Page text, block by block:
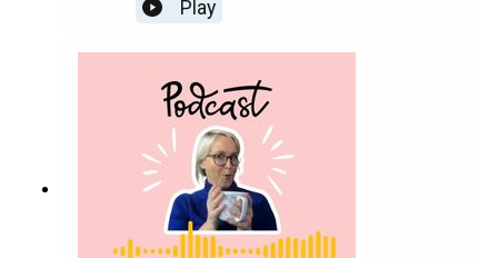
deltid til å gjøre den til jobben min.Det var en tid
med mye læring, lite penger og mange
forstå noe som har fulgt meg resten av livet:Det
vi lærer gjennom erfaringene våre, kan en dag bli
det vi hjelper andre med.God lytting! 💛
Play